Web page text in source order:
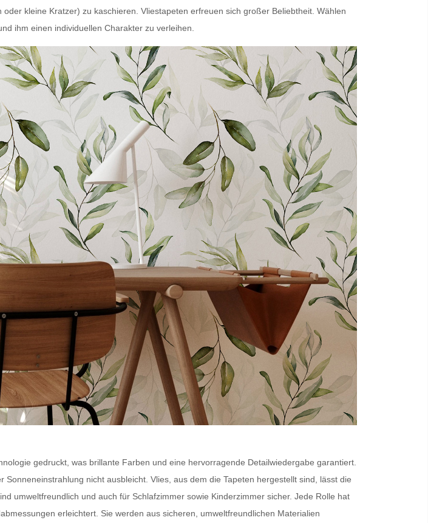
kleine Kratzer) zu kaschieren. Vliestapeten erfreuen sich großer Beliebtheit. Wählen
ihm einen individuellen Charakter zu verleihen.
gedruckt, was brillante Farben und eine hervorragende Detailwiedergabe garantiert.
Sonneneinstrahlung nicht ausbleicht. Vlies, aus dem die Tapeten hergestellt sind, lässt die
umweltfreundlich und auch für Schlafzimmer sowie Kinderzimmer sicher. Jede Rolle hat
erleichtert. Sie werden aus sicheren, umweltfreundlichen Materialien